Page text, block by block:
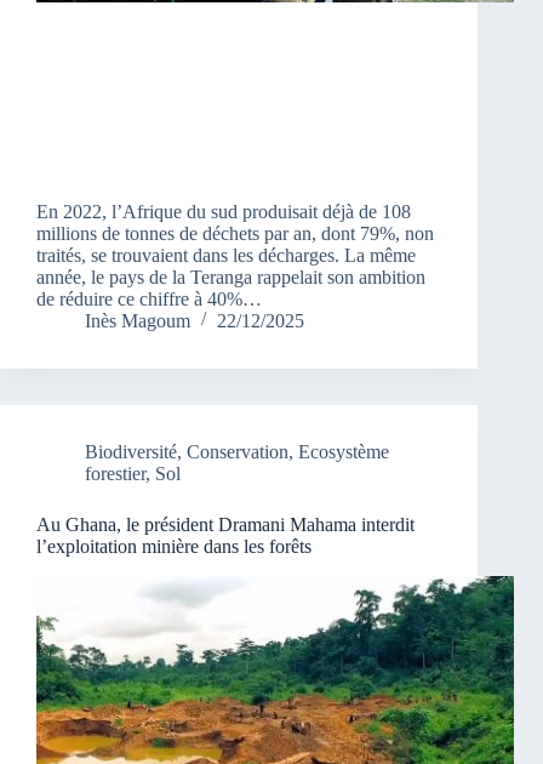
En 2022, l’Afrique du sud produisait déjà de 108
millions de tonnes de déchets par an, dont 79%, non
traités, se trouvaient dans les décharges. La même
année, le pays de la Teranga rappelait son ambition
de réduire ce chiffre à 40%…
Inès Magoum
22/12/2025
Biodiversité, Conservation, Ecosystème
forestier, Sol
Au Ghana, le président Dramani Mahama interdit
l’exploitation minière dans les forêts